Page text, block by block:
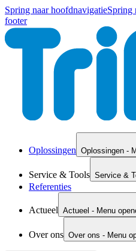
Spring naar hoofdnavigatieSpring
footer
Oplossingen Oplossingen -
Service & Tools Service &
Referenties
Actueel Actueel - Menu
Over ons Over ons - Menu